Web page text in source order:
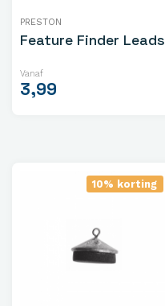
PRESTON
Feature Finder Leads
Vanaf
3,99
10% korting